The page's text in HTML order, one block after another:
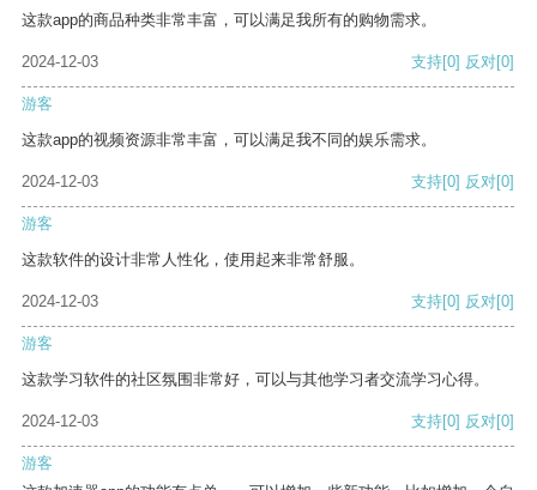
这款app的商品种类非常丰富，可以满足我所有的购物需求。
2024-12-03 支持[0] 反对[0]
游客
这款app的视频资源非常丰富，可以满足我不同的娱乐需求。
2024-12-03 支持[0] 反对[0]
游客
这款软件的设计非常人性化，使用起来非常舒服。
2024-12-03 支持[0] 反对[0]
游客
这款学习软件的社区氛围非常好，可以与其他学习者交流学习心得。
2024-12-03 支持[0] 反对[0]
游客